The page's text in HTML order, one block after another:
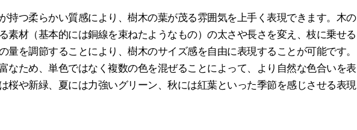
持つ柔らかい質感により、樹木の葉が茂る雰囲気を上手く表現できます。木の
素材（基本的には銅線を束ねたようなもの）の太さや長さを変え、枝に乗せる
量を調節することにより、樹木のサイズ感を自由に表現することが可能です。
なため、単色ではなく複数の色を混ぜることによって、より自然な色合いを表
桜や新緑、夏には力強いグリーン、秋には紅葉といった季節を感じさせる表現